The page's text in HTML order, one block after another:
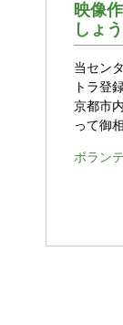
映像
しょ
当セン
トラ登
京都市
って御
ボラン